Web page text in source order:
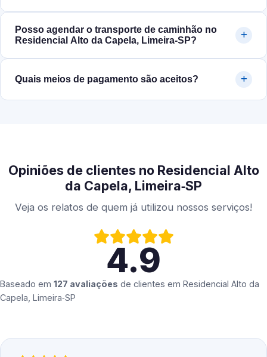
Posso agendar o transporte de caminhão no
Residencial Alto da Capela, Limeira‑SP?
Quais meios de pagamento são aceitos?
Opiniões de clientes no Residencial Alto
da Capela, Limeira‑SP
Veja os relatos de quem já utilizou nossos serviços!
4.9
Baseado em 127 avaliações de clientes em Residencial Alto da
Capela, Limeira‑SP